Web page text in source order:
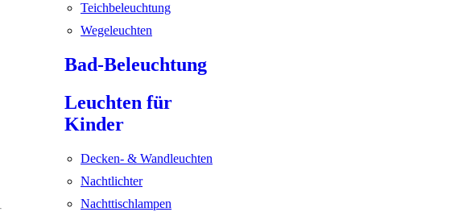
Teichbeleuchtung
Wegeleuchten
Bad-Beleuchtung
Leuchten für
Kinder
Decken- & Wandleuchten
Nachtlichter
Nachttischlampen